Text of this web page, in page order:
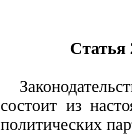
Статья
состоит из
политических